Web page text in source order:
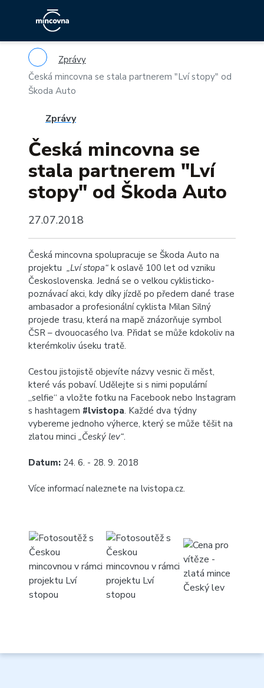
Zprávy
Česká mincovna se stala partnerem "Lví stopy" od
Škoda Auto
Zprávy
Česká mincovna se
stala partnerem "Lví
stopy" od Škoda Auto
27.07.2018
Česká mincovna spolupracuje se Škoda Auto na
projektu „Lví stopa“ k oslavě 100 let od vzniku
Československa. Jedná se o velkou cyklisticko-
poznávací akci, kdy díky jízdě po předem dané trase
ambasador a profesionální cyklista Milan Silný
projede trasu, která na mapě znázorňuje symbol
ČSR – dvouocasého lva. Přidat se může kdokoliv na
kterémkoliv úseku tratě.
Cestou jistojistě objevíte názvy vesnic či měst,
které vás pobaví. Udělejte si s nimi populární
„selfie“ a vložte fotku na Facebook nebo Instagram
s hashtagem #lvistopa. Každé dva týdny
vybereme jednoho výherce, který se může těšit na
zlatou minci „Český lev“.
Datum: 24. 6. - 28. 9. 2018
Více informací naleznete na lvistopa.cz.